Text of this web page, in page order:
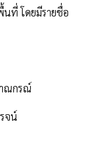
ที่ โดยมีรายชื่อ
ณกรณ์
จน์